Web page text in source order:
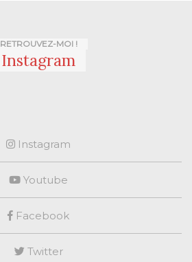
RETROUVEZ-MOI !
Instagram
Instagram
Youtube
Facebook
Twitter